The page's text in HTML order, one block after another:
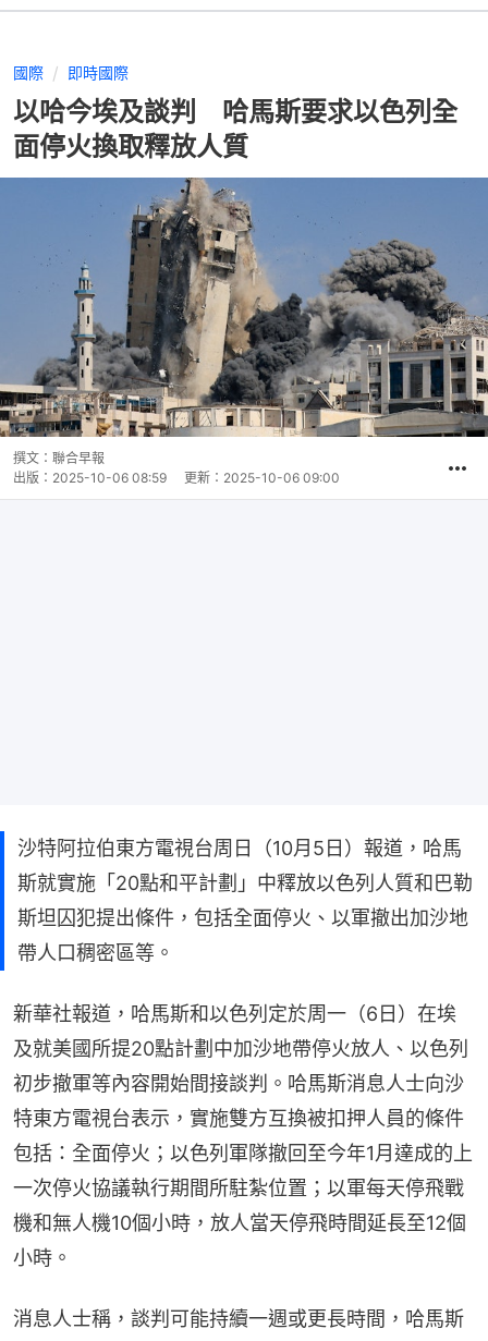
國際 即時國際
以哈今埃及談判 哈馬斯要求以色列全
面停火換取釋放人質
撰文： 聯合早報
出版： 2025-10-06 08:59 更新： 2025-10-06 09:00
沙特阿拉伯東方電視台周日（10月5日）報道，哈馬
斯就實施「20點和平計劃」中釋放以色列人質和巴勒
斯坦囚犯提出條件，包括全面停火、以軍撤出加沙地
帶人口稠密區等。
新華社報道，哈馬斯和以色列定於周一（6日）在埃
及就美國所提20點計劃中加沙地帶停火放人、以色列
初步撤軍等內容開始間接談判。哈馬斯消息人士向沙
特東方電視台表示，實施雙方互換被扣押人員的條件
包括：全面停火；以色列軍隊撤回至今年1月達成的上
一次停火協議執行期間所駐紮位置；以軍每天停飛戰
機和無人機10個小時，放人當天停飛時間延長至12個
小時。
消息人士稱，談判可能持續一週或更長時間，哈馬斯